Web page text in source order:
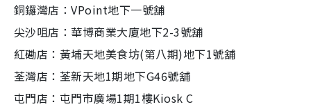
銅鑼灣店：VPoint地下一號舖
尖沙咀店：華博商業大廈地下2-3號舖
紅磡店：黃埔天地美食坊(第八期)地下1號舖
荃灣店：荃新天地1期地下G46號舖
屯門店：屯門市廣場1期1樓Kiosk C